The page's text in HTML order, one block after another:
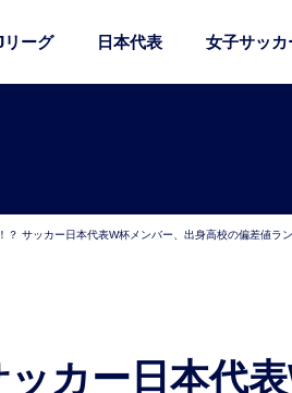
リーグ 日本代表 女子サッカ
？ サッカー日本代表W杯メンバー、出身高校の偏差値ラ